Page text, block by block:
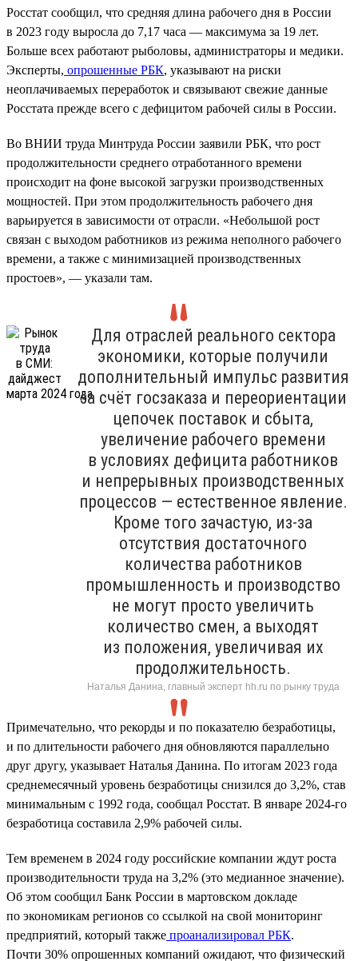
Росстат сообщил, что средняя длина рабочего дня в России
в 2023 году выросла до 7,17 часа — максимума за 19 лет.
Больше всех работают рыболовы, администраторы и медики.
Эксперты, опрошенные РБК, указывают на риски
неоплачиваемых переработок и связывают свежие данные
Росстата прежде всего с дефицитом рабочей силы в России.
Во ВНИИ труда Минтруда России заявили РБК, что рост
продолжительности среднего отработанного времени
происходит на фоне высокой загрузки производственных
мощностей. При этом продолжительность рабочего дня
варьируется в зависимости от отрасли. «Небольшой рост
связан с выходом работников из режима неполного рабочего
времени, а также с минимизацией производственных
простоев», — указали там.
Для отраслей реального сектора
экономики, которые получили
дополнительный импульс развития
за счёт госзаказа и переориентации
цепочек поставок и сбыта,
увеличение рабочего времени
в условиях дефицита работников
и непрерывных производственных
процессов — естественное явление.
Кроме того зачастую, из-за
отсутствия достаточного
количества работников
промышленность и производство
не могут просто увеличить
количество смен, а выходят
из положения, увеличивая их
продолжительность.
Наталья Данина, главный эксперт hh.ru по рынку труда
Примечательно, что рекорды и по показателю безработицы,
и по длительности рабочего дня обновляются параллельно
друг другу, указывает Наталья Данина. По итогам 2023 года
среднемесячный уровень безработицы снизился до 3,2%, став
минимальным с 1992 года, сообщал Росстат. В январе 2024-го
безработица составила 2,9% рабочей силы.
Тем временем в 2024 году российские компании ждут роста
производительности труда на 3,2% (это медианное значение).
Об этом сообщил Банк России в мартовском докладе
по экономикам регионов со ссылкой на свой мониторинг
предприятий, который также проанализировал РБК.
Почти 30% опрошенных компаний ожидают, что физический